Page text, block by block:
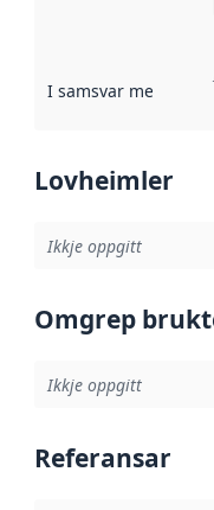
I samsvar med
Lovheimler
Ikkje oppgitt
Omgrep
Ikkje oppgitt
Referansar